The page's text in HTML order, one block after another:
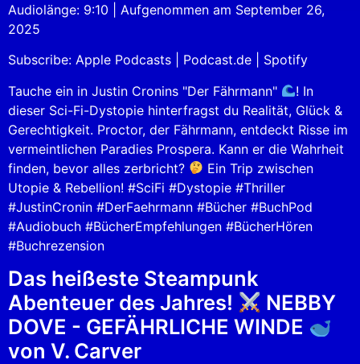
Apple Podcasts Podcast.de
RSS FEED
SHARE
EMBED
Audiolänge: 9:10
Aufgenommen am September 26,
2025
Subscribe: Apple Podcasts Podcast.de
Spotify
Tauche ein in Justin Cronins "Der Fährmann"
! In
dieser Sci-Fi-Dystopie hinterfragst du Realität, Glück &
Gerechtigkeit. Proctor, der Fährmann, entdeckt Risse im
vermeintlichen Paradies Prospera. Kann er die Wahrheit
finden, bevor alles zerbricht?
Ein Trip zwischen
Utopie & Rebellion! #SciFi #Dystopie #Thriller
#JustinCronin #DerFaehrmann #Bücher #BuchPod
#Audiobuch #BücherEmpfehlungen #BücherHören
#Buchrezension
Das heißeste Steampunk
Abenteuer des Jahres!
NEBBY
DOVE - GEFÄHRLICHE WINDE
von V. Carver